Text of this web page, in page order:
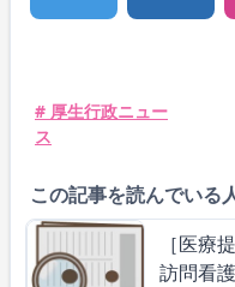
# 厚生行政ニュー
ス
この記事を読んでいる
［医療
訪問看